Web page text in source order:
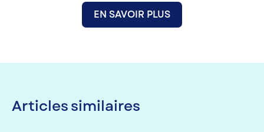
EN SAVOIR PLUS
Articles similaires